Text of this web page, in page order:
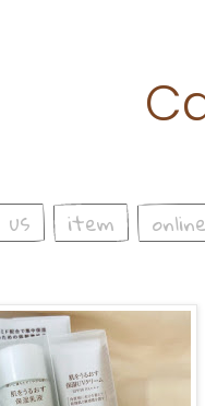
item